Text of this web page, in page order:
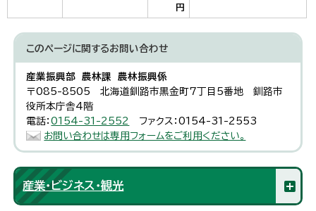
円
このページに関するお問い合わせ
産業振興部 農林課 農林振興係
〒085-8505 北海道釧路市黒金町7丁目5番地 釧路市
役所本庁舎4階
電話：0154-31-2552
ファクス：0154-31-2553
お問い合わせは専用フォームをご利用ください。
産業・ビジネス・観光